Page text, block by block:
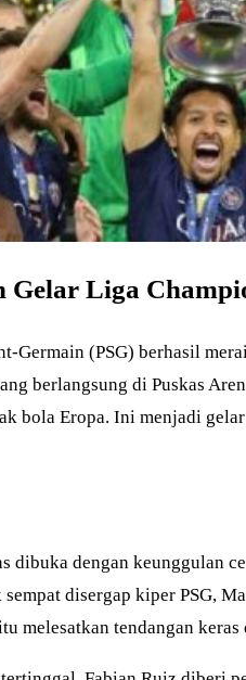
Gelar Liga
Germain (PSG) berhasil
berlangsung di Puskas
bola Eropa. Ini menjadi
dibuka dengan keunggulan
disergap kiper PSG,
melesatkan tendangan